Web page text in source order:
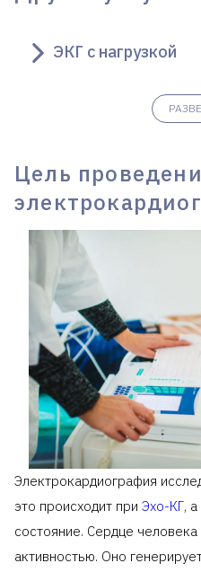
ЭКГ с нагрузкой
Цель
Электрокардиография
это происходит при Эхо-КГ,
состояние. Сердце
активностью. Оно